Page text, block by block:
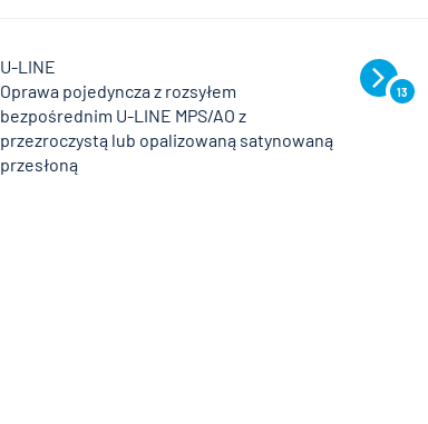
U-LINE
Oprawa pojedyncza z rozsyłem
bezpośrednim U-LINE MPS/AO z
przezroczystą lub opalizowaną satynowaną
przesłoną
13